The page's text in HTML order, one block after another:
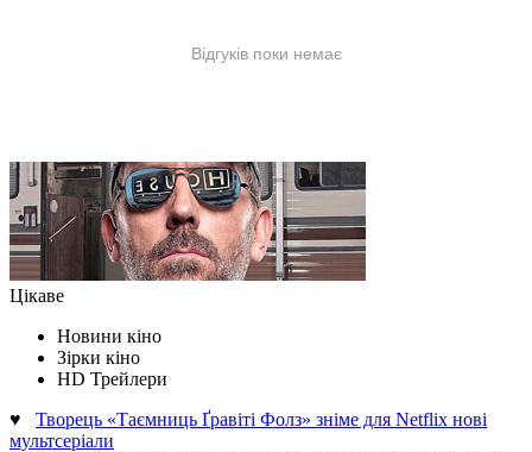
Цікаве
Новини кіно
Зірки кіно
HD Трейлери
♥ Творець «Таємниць Ґравіті Фолз» зніме для Netflix нові
мультсеріали